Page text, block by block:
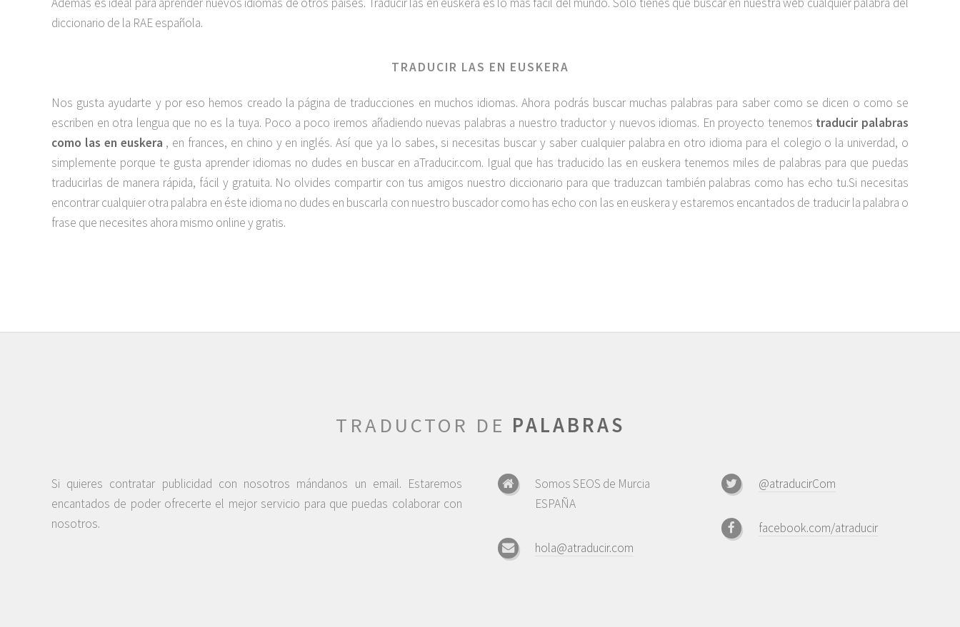
diccionario de la RAE española.
TRADUCIR LAS EN EUSKERA
Nos gusta ayudarte y por eso hemos creado la página de traducciones en muchos idiomas. Ahora podrás buscar muchas palabras para saber como se dicen o como se
escriben en otra lengua que no es la tuya. Poco a poco iremos añadiendo nuevas palabras a nuestro traductor y nuevos idiomas. En proyecto tenemos traducir palabras
como las en euskera , en frances, en chino y en inglés. Así que ya lo sabes, si necesitas buscar y saber cualquier palabra en otro idioma para el colegio o la univerdad, o
simplemente porque te gusta aprender idiomas no dudes en buscar en aTraducir.com. Igual que has traducido las en euskera tenemos miles de palabras para que puedas
traducirlas de manera rápida, fácil y gratuita. No olvides compartir con tus amigos nuestro diccionario para que traduzcan también palabras como has echo tu.Si necesitas
encontrar cualquier otra palabra en éste idioma no dudes en buscarla con nuestro buscador como has echo con las en euskera y estaremos encantados de traducir la palabra o
frase que necesites ahora mismo online y gratis.
TRADUCTOR DE PALABRAS
Si quieres contratar publicidad con nosotros mándanos un email. Estaremos
encantados de poder ofrecerte el mejor servicio para que puedas colaborar con
nosotros.
Somos SEOS de Murcia
ESPAÑA
hola@atraducir.com
@atraducirCom
facebook.com/atraducir